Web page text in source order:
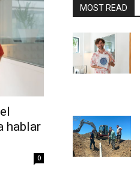
hablar
0
MOST READ